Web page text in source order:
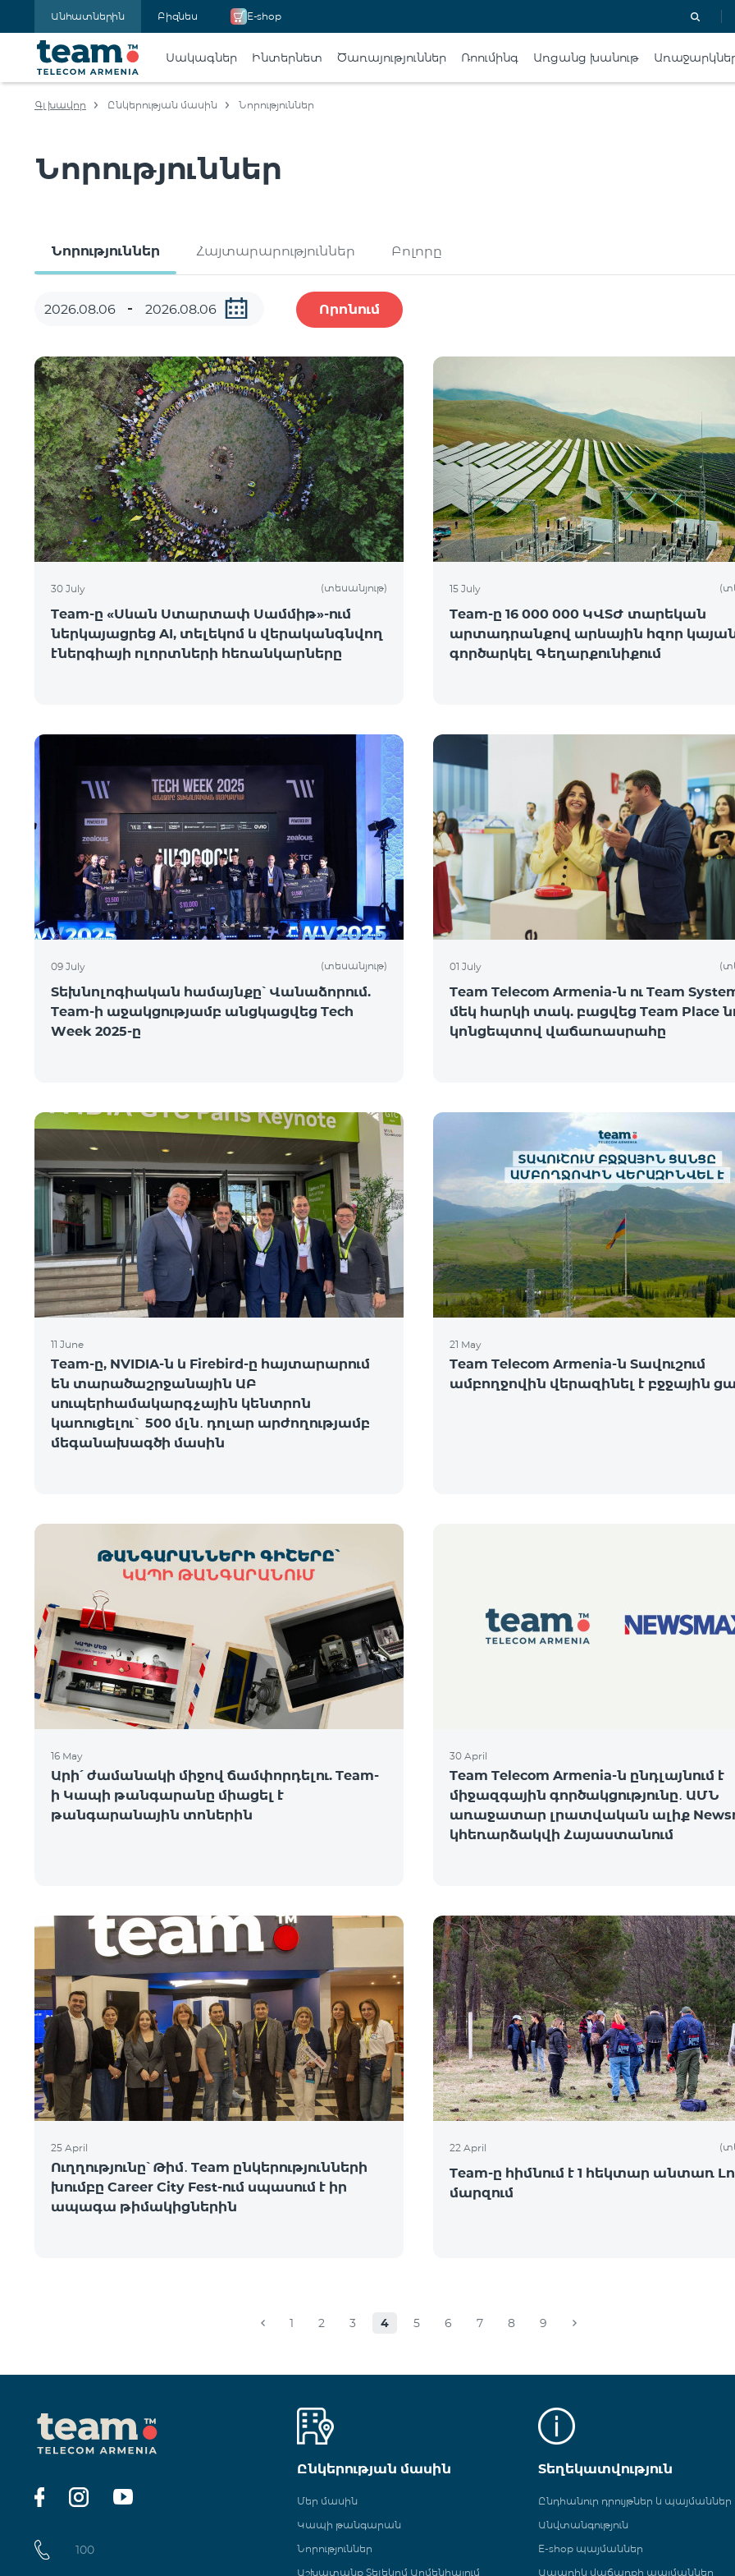
Անհատներին Բիզնես E-shop
Սակագներ Ինտերնետ Ծառայություններ Ռոումինգ Առցանց խանութ
Գլխավոր Ընկերության մասին Նորություններ
Նորություններ
Նորություններ Հայտարարություններ Բոլորը
Որոնում
30 July (տեսանյութ)
Team-ը «Սևան Ստարտափ Սամմիթ»-ում
ներկայացրեց AI, տելեկոմ և վերականգնվող
էներգիայի ոլորտների հեռանկարները
15 July
Team-ը 16 000 000 ԿՎՏԺ տարեկան
արտադրանքով արևային հզոր
գործարկել Գեղարքունիքում
09 July (տեսանյութ)
Տեխնոլոգիական համայնքը՝ Վանաձորում.
Team-ի աջակցությամբ անցկացվեց Tech
Week 2025-ը
01 July
Team Telecom Armenia-ն ու Team
մեկ հարկի տակ. բացվեց Team Place
կոնցեպտով վաճառասրահը
11 June
Team-ը, NVIDIA-ն և Firebird-ը հայտարարում
են տարածաշրջանային ԱԲ
սուպերհամակարգչային կենտրոն
կառուցելու` 500 մլն․ դոլար արժողությամբ
մեգանախագծի մասին
21 May
Team Telecom Armenia-ն Տավուշում
ամբողջովին վերազինել է բջջային
16 May
Արի՛ ժամանակի միջով ճամփորդելու. Team-
ի Կապի թանգարանը միացել է
թանգարանային տոներին
30 April
Team Telecom Armenia-ն ընդլայնում է
միջազգային գործակցությունը․ ԱՄՆ
առաջատար լրատվական ալիք
կհեռարձակվի Հայաստանում
25 April
Ուղղությունը՝ Թիմ․ Team ընկերությունների
խումբը Career City Fest-ում սպասում է իր
ապագա թիմակիցներին
22 April
Team-ը հիմնում է 1 հեկտար անտառ
մարզում
1 2 3 4 5 6 7 8 9
100
Ընկերության մասին
Մեր մասին
Կապի թանգարան
Նորություններ
Աշխատանք Տելեկոմ Արմենիայում
Տեղեկատվություն
Ընդհանուր դրույթներ և պայմաններ
Անվտանգություն
E-shop պայմաններ
Ապառիկ վաճառքի պայմաններ